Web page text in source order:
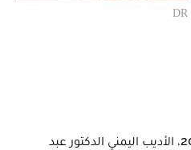
توفي، يوم الاثنين 28 نونبر 2022، الأديب اليمني الدكتور عبد